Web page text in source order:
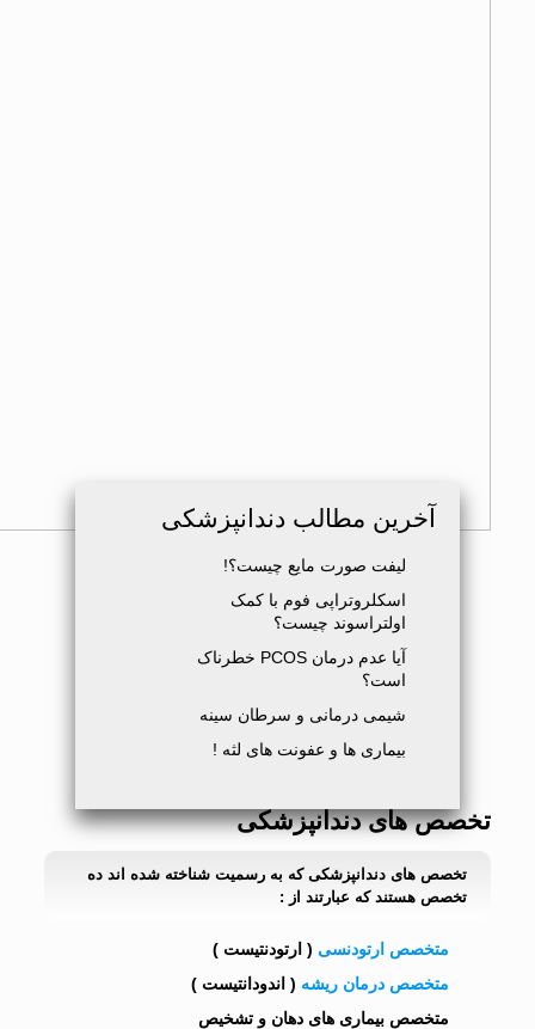
آخرین مطالب دندانپزشکی
لیفت صورت مایع چیست؟!
اسکلروتراپی فوم با کمک
اولتراسوند چیست؟
آیا عدم درمان PCOS خطرناک
است؟
شیمی درمانی و سرطان سینه
بیماری ها و عفونت های لثه !
تخصص های دندانپزشکی
تخصص های دندانپزشکی که به رسمیت شناخته شده اند ده
تخصص هستند که عبارتند از :
متخصص ارتودنسی ( ارتودنتیست )
متخصص درمان ریشه ( اندودانتیست )
متخصص بیماری های دهان و تشخیص